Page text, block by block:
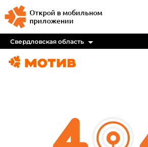
Открой в мобильном
приложении
Свердловская область